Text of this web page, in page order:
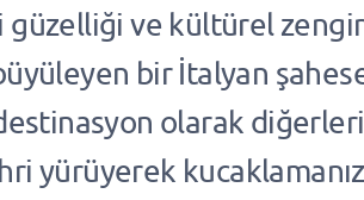
güzelliği ve kültürel
bir İtalyan
olarak
yürüyerek